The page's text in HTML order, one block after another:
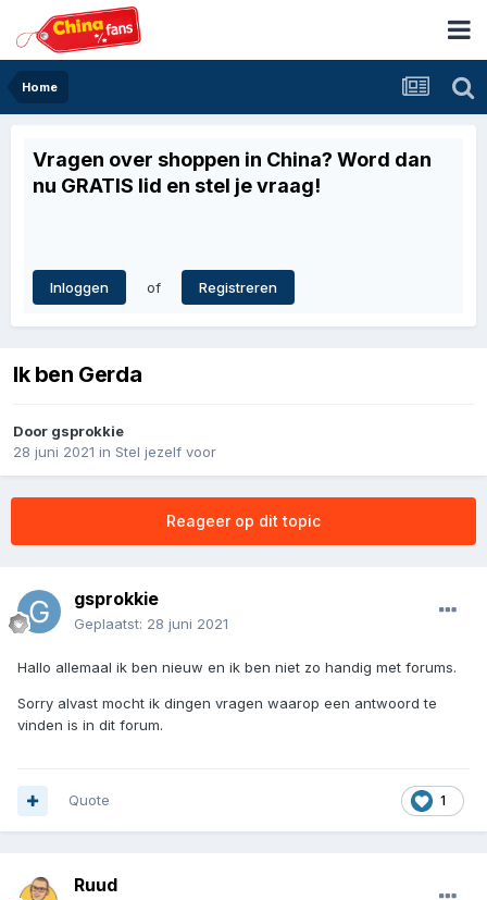
Home
Vragen over shoppen in China? Word dan
nu GRATIS lid en stel je vraag!
Inloggen of Registreren
Ik ben Gerda
Door gsprokkie
28 juni 2021 in Stel jezelf voor
Reageer op dit topic
gsprokkie
Geplaatst: 28 juni 2021
Hallo allemaal ik ben nieuw en ik ben niet zo handig met forums.
Sorry alvast mocht ik dingen vragen waarop een antwoord te
vinden is in dit forum.
1
Quote
Ruud